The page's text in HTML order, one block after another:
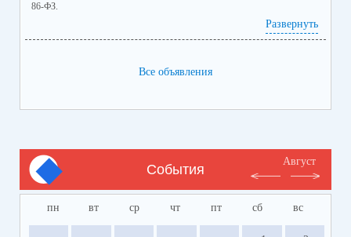
86-ФЗ.
Ознакомиться с программами и ценами можно в
приложенном файле.
Развернуть
Все объявления
События
Август
пн вт ср чт пт сб вс